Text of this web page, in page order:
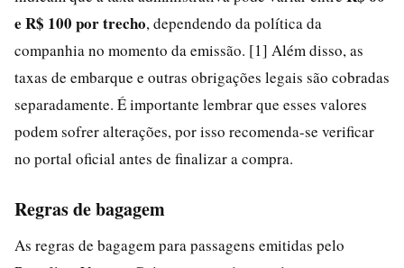
e R$ 100 por trecho, dependendo da política da
companhia no momento da emissão. [1] Além disso, as
taxas de embarque e outras obrigações legais são cobradas
separadamente. É importante lembrar que esses valores
podem sofrer alterações, por isso recomenda-se verificar
no portal oficial antes de finalizar a compra.
Regras de bagagem
As regras de bagagem para passagens emitidas pelo